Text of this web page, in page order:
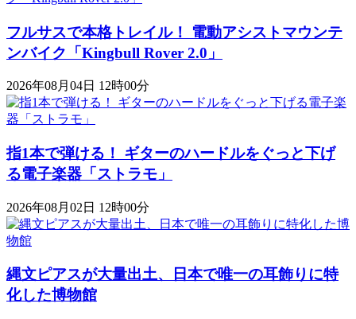
フルサスで本格トレイル！ 電動アシストマウンテ
ンバイク「Kingbull Rover 2.0」
2026年08月04日 12時00分
指1本で弾ける！ ギターのハードルをぐっと下げ
る電子楽器「ストラモ」
2026年08月02日 12時00分
縄文ピアスが大量出土、日本で唯一の耳飾りに特
化した博物館